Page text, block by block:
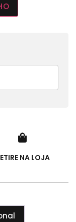
NA LOJA